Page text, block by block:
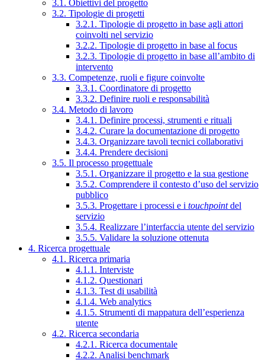
3.1. Obiettivi del progetto
3.2. Tipologie di progetti
3.2.1. Tipologie di progetto in base agli attori
coinvolti nel servizio
3.2.2. Tipologie di progetto in base al focus
3.2.3. Tipologie di progetto in base all’ambito di
intervento
3.3. Competenze, ruoli e figure coinvolte
3.3.1. Coordinatore di progetto
3.3.2. Definire ruoli e responsabilità
3.4. Metodo di lavoro
3.4.1. Definire processi, strumenti e rituali
3.4.2. Curare la documentazione di progetto
3.4.3. Organizzare tavoli tecnici collaborativi
3.4.4. Prendere decisioni
3.5. Il processo progettuale
3.5.1. Organizzare il progetto e la sua gestione
3.5.2. Comprendere il contesto d’uso del servizio
pubblico
3.5.3. Progettare i processi e i touchpointdel
servizio
3.5.4. Realizzare l’interfaccia utente del servizio
3.5.5. Validare la soluzione ottenuta
4. Ricerca progettuale
4.1. Ricerca primaria
4.1.1. Interviste
4.1.2. Questionari
4.1.3. Test di usabilità
4.1.4. Web analytics
4.1.5. Strumenti di mappatura dell’esperienza
utente
4.2. Ricerca secondaria
4.2.1. Ricerca documentale
4.2.2. Analisi benchmark